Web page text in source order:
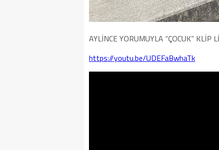
AYLİNCE YORUMUYLA “ÇOCUK” KLİP
https://youtu.be/UDEFaBwhaTk